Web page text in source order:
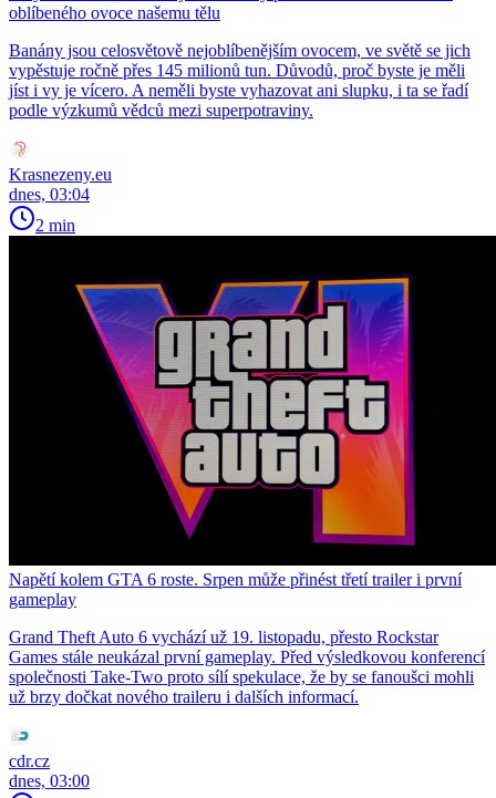
oblíbeného ovoce našemu tělu
Banány jsou celosvětově nejoblíbenějším ovocem, ve světě se jich
vypěstuje ročně přes 145 milionů tun. Důvodů, proč byste je měli
jíst i vy je vícero. A neměli byste vyhazovat ani slupku, i ta se řadí
podle výzkumů vědců mezi superpotraviny.
Krasnezeny.eu
dnes, 03:04
2 min
Napětí kolem GTA 6 roste. Srpen může přinést třetí trailer i první
gameplay
Grand Theft Auto 6 vychází už 19. listopadu, přesto Rockstar
Games stále neukázal první gameplay. Před výsledkovou konferencí
společnosti Take-Two proto sílí spekulace, že by se fanoušci mohli
už brzy dočkat nového traileru i dalších informací.
cdr.cz
dnes, 03:00